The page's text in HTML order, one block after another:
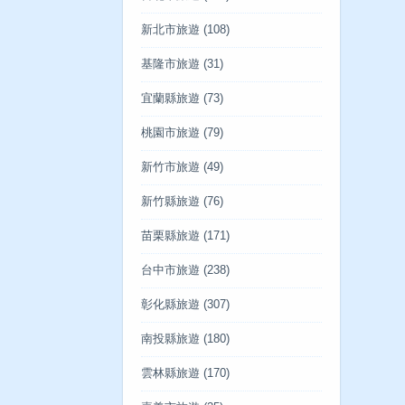
新北市旅遊 (108)
基隆市旅遊 (31)
宜蘭縣旅遊 (73)
桃園市旅遊 (79)
新竹市旅遊 (49)
新竹縣旅遊 (76)
苗栗縣旅遊 (171)
台中市旅遊 (238)
彰化縣旅遊 (307)
南投縣旅遊 (180)
雲林縣旅遊 (170)